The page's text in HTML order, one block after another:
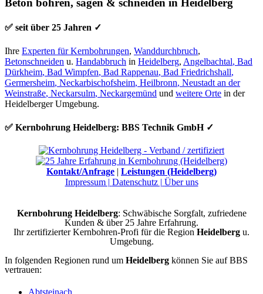
Beton bohren, sägen & schneiden in Heidelberg
✅ seit über 25 Jahren ✓
Ihre Experten für Kernbohrungen, Wanddurchbruch,
Betonschneiden u. Handabbruch in Heidelberg, Angelbachtal, Bad
Dürkheim, Bad Wimpfen, Bad Rappenau, Bad Friedrichshall,
Germersheim, Neckarbischofsheim, Heilbronn, Neustadt an der
Weinstraße, Neckarsulm, Neckargemünd und weitere Orte in der
Heidelberger Umgebung.
✅ Kernbohrung Heidelberg: BBS Technik GmbH ✓
Kontakt/Anfrage | Leistungen (Heidelberg)
Impressum | Datenschutz | Über uns
Kernbohrung Heidelberg: Schwäbische Sorgfalt, zufriedene
Kunden & über 25 Jahre Erfahrung.
Ihr zertifizierter Kernbohren-Profi für die Region Heidelberg u.
Umgebung.
In folgenden Regionen rund um Heidelberg können Sie auf BBS
vertrauen: